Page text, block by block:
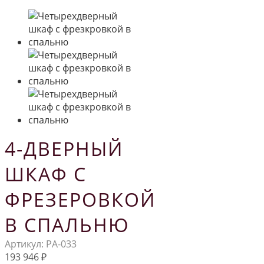
4-ДВЕРНЫЙ
ШКАФ С
ФРЕЗЕРОВКОЙ
В СПАЛЬНЮ
Артикул: РА-033
193 946₽